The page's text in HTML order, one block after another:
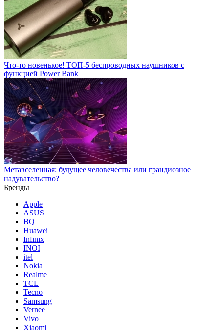
Что-то новенькое! ТОП-5 беспроводных наушников с
функцией Power Bank
Метавселенная: будущее человечества или грандиозное
надувательство?
Бренды
Apple
ASUS
BQ
Huawei
Infinix
INOI
itel
Nokia
Realme
TCL
Tecno
Samsung
Vernee
Vivo
Xiaomi